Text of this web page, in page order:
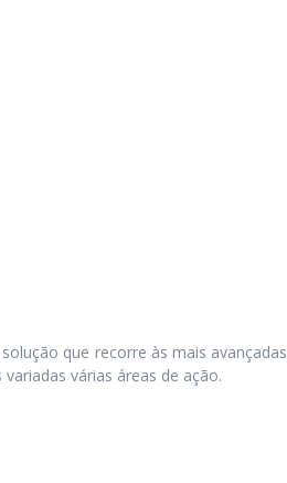
que recorre às mais avançadas
várias áreas de ação.